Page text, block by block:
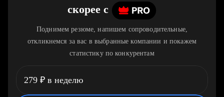
скорее c
Поднимем резюме, напишем сопроводительные,
откликнемся за вас в выбранные компании и покажем
статистику по конкурентам
279 ₽ в неделю